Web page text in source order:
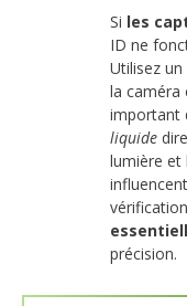
Si les
ID ne
Utilisez
la caméra
important
liquide
lumière et
précision.